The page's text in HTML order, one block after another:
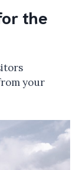
the
your